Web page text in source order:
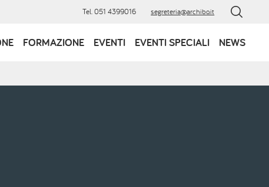
Tel. 051 4399016 segreteria@archibo.it
FORMAZIONE EVENTI EVENTI SPECIALI NEWS